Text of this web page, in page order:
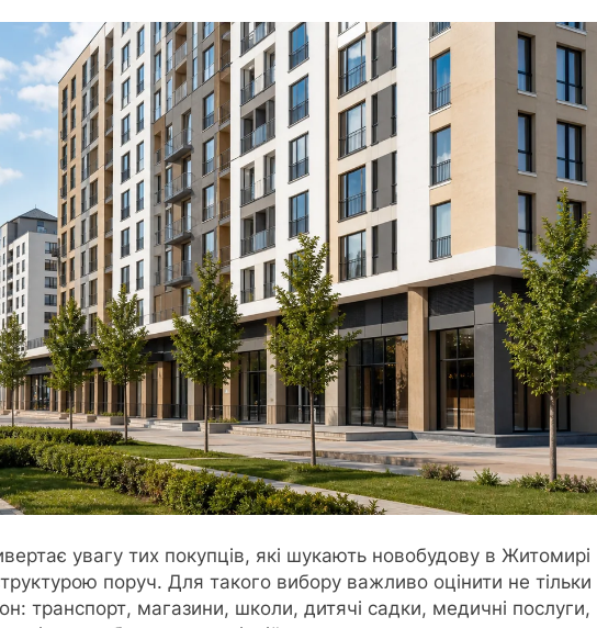
увагу тих покупців, які шукають новобудову в Житомирі
поруч. Для такого вибору важливо оцінити не тільки
транспорт, магазини, школи, дитячі садки, медичні послуги,